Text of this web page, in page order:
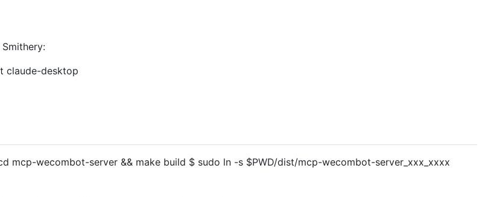
claude-desktop
mcp-wecombot-server && make build $ sudo ln -s $PWD/dist/mcp-wecombot-server_xxx_xxxx